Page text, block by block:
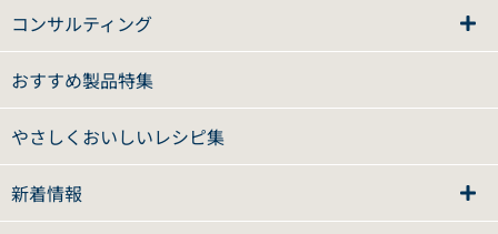
コンサルティング
おすすめ製品特集
やさしくおいしいレシピ集
新着情報